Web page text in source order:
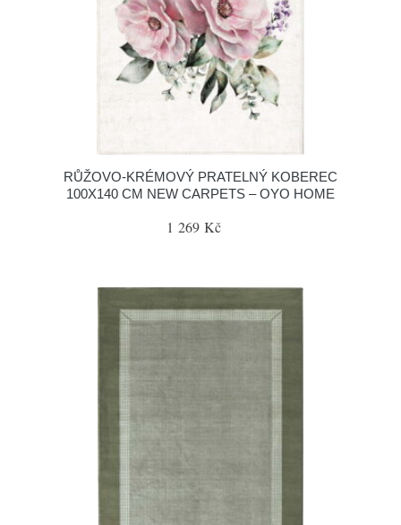
RŮŽOVO-KRÉMOVÝ PRATELNÝ KOBEREC
100X140 CM NEW CARPETS – OYO HOME
1 269 Kč